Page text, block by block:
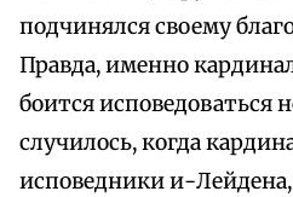
подчинялся своему
Правда, именно
боится исповедоваться
случилось, когда
исповедники и-Лейдена,